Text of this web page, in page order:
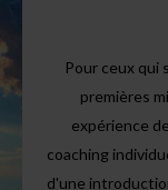
Pour ceux qui
premières
expérience
coaching
d'une